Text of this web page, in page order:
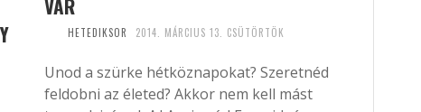
VÁR
HETEDIKSOR 2014. MÁRCIUS 13. CSÜTÖRTÖK
Unod a szürke hétköznapokat? Szeretnéd
feldobni az életed? Akkor nem kell mást